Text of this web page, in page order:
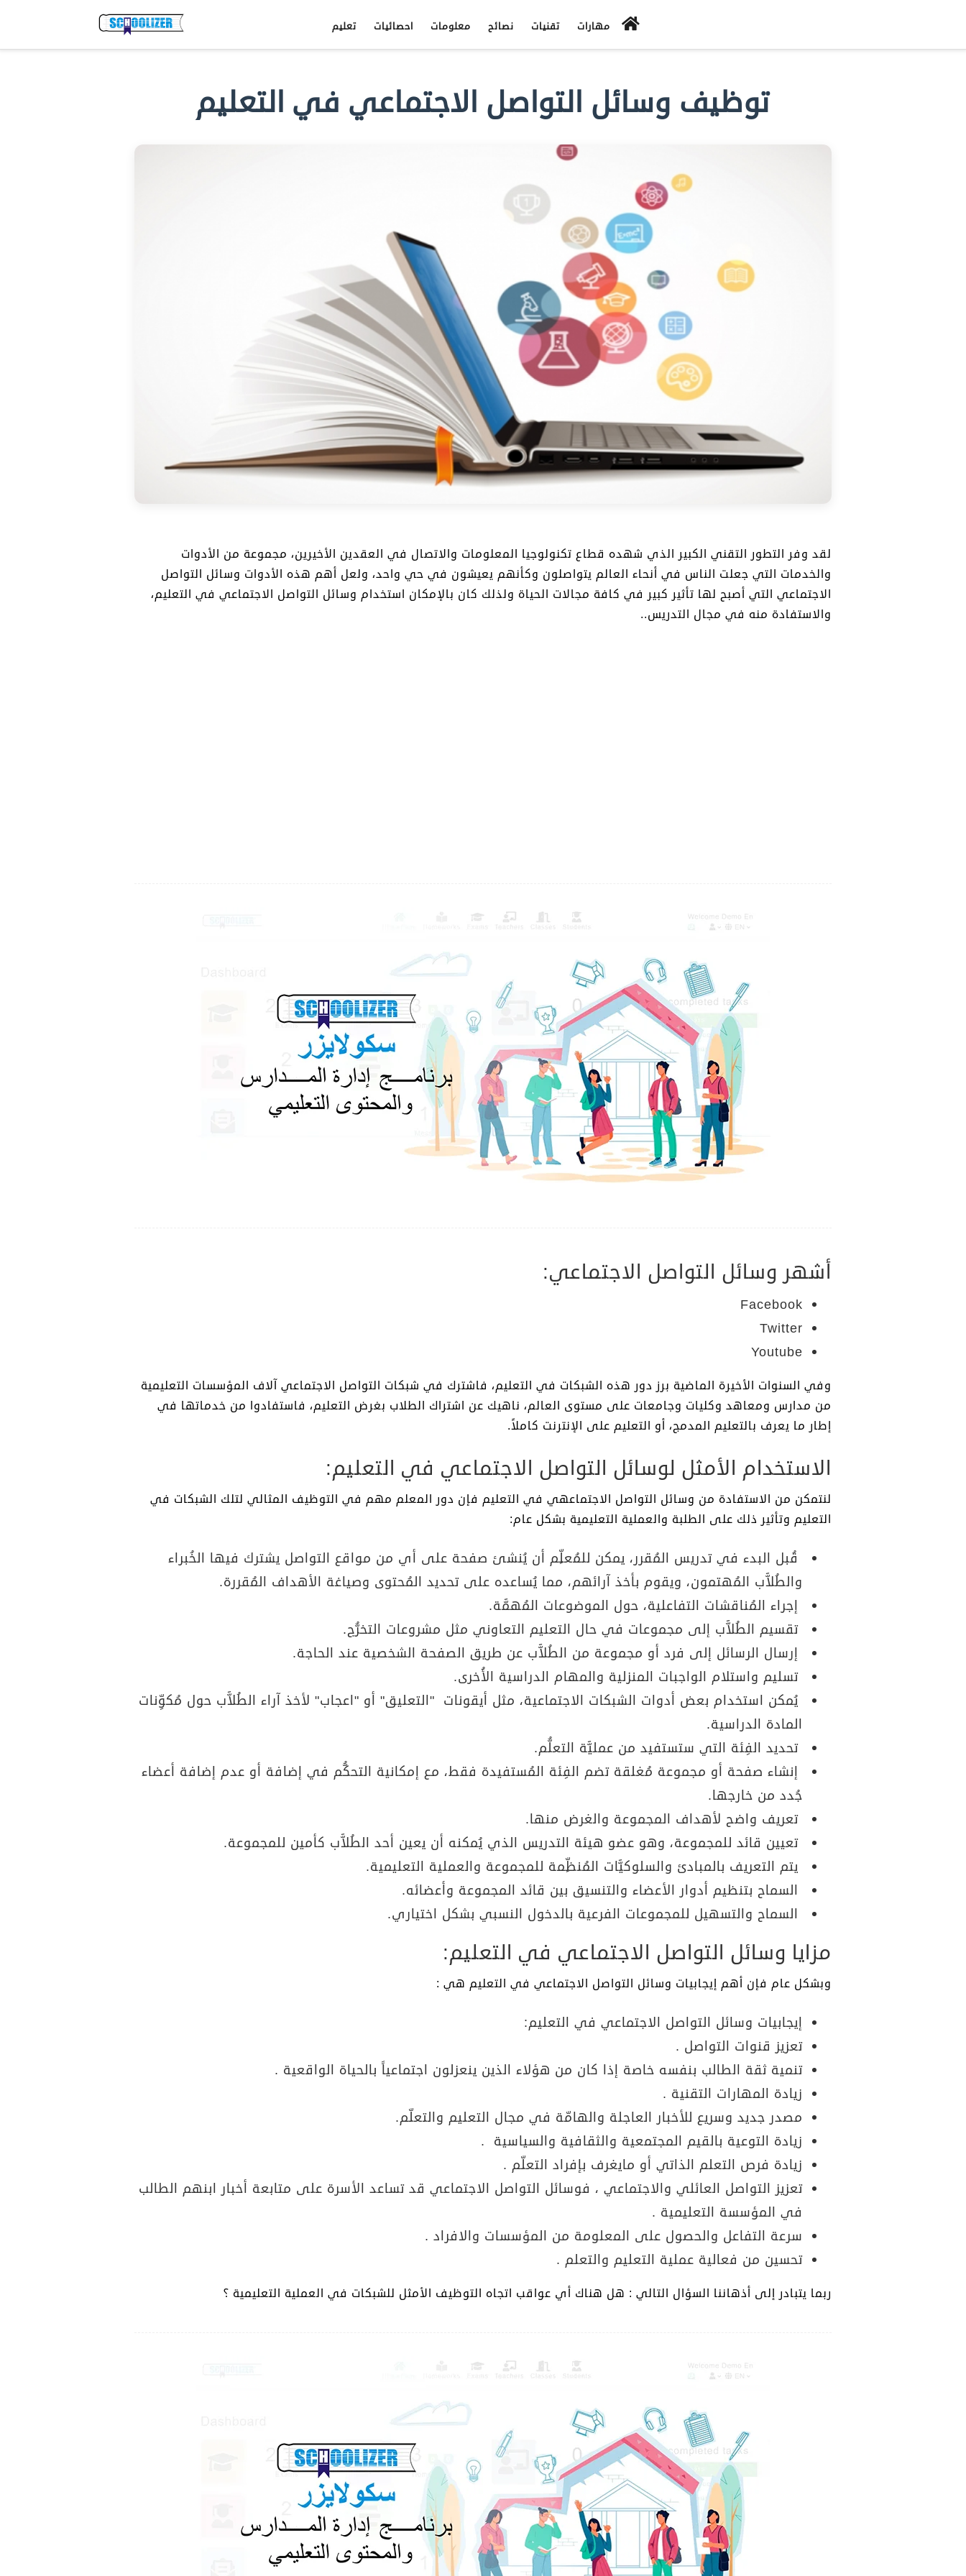
مهارات تقنيات نصائح معلومات احصائيات تعليم
توظيف وسائل التواصل الاجتماعي في التعليم
لقد وفر التطور التقني الكبير الذي شهده قطاع تكنولوجيا المعلومات والاتصال في العقدين الأخيرين، مجموعة من الأدوات
والخدمات التي جعلت الناس في أنحاء العالم يتواصلون وكأنهم يعيشون في حي واحد، ولعل أهم هذه الأدوات وسائل التواصل
الاجتماعي التي أصبح لها تأثير كبير في كافة مجالات الحياة ولذلك كان بالإمكان استخدام وسائل التواصل الاجتماعي في التعليم،
والاستفادة منه في مجال التدريس..
أشهر وسائل التواصل الاجتماعي:
Facebook
Twitter
Youtube
وفي السنوات الأخيرة الماضية برز دور هذه الشبكات في التعليم، فاشترك في شبكات التواصل الاجتماعي آلاف المؤسسات التعليمية
من مدارس ومعاهد وكليات وجامعات على مستوى العالم، ناهيك عن اشتراك الطلاب بغرض التعليم، فاستفادوا من خدماتها في
إطار ما يعرف بالتعليم المدمج، أو التعليم على الإنترنت كاملاً.
الاستخدام الأمثل لوسائل التواصل الاجتماعي في التعليم:
لنتمكن من الاستفادة من وسائل التواصل الاجتماعهي في التعليم فإن دور المعلم مهم في التوظيف المثالي لتلك الشبكات في
التعليم وتأثير ذلك على الطلبة والعملية التعليمية بشكل عام:
قُبل البدء في تدريس المُقرر، يمكن للمُعلِّم أن يُنشئ صفحة على أي من مواقع التواصل يشترك فيها الخُبراء
والطُلاَّب المُهتمون، ويقوم بأخذ آرائهم، مما يُساعده على تحديد المُحتوى وصياغة الأهداف المُقررة.
إجراء المُناقشات التفاعلية، حول الموضوعات المُهمَّة.
تقسيم الطُلاَّب إلى مجموعات في حال التعليم التعاوني مثل مشروعات التخرُّج.
إرسال الرسائل إلى فرد أو مجموعة من الطُلاَّب عن طريق الصفحة الشخصية عند الحاجة.
تسليم واستلام الواجبات المنزلية والمهام الدراسية الأُخرى.
يُمكن استخدام بعض أدوات الشبكات الاجتماعية، مثل أيقونات "التعليق" أو "اعجاب" لأخذ آراء الطُلاَّب حول مُكوِّنات
المادة الدراسية.
تحديد الفِئة التي ستستفيد من عمليَّة التعلُّم.
إنشاء صفحة أو مجموعة مُغلقة تضم الفِئة المُستفيدة فقط، مع إمكانية التحكُّم في إضافة أو عدم إضافة أعضاء
جُدد من خارجها.
تعريف واضح لأهداف المجموعة والغرض منها.
تعيين قائد للمجموعة، وهو عضو هيئة التدريس الذي يُمكنه أن يعين أحد الطُلاَّب كأمين للمجموعة.
يتم التعريف بالمبادئ والسلوكيَّات المُنظِّمة للمجموعة والعملية التعليمية.
السماح بتنظيم أدوار الأعضاء والتنسيق بين قائد المجموعة وأعضائه.
السماح والتسهيل للمجموعات الفرعية بالدخول النسبي بشكل اختياري.
مزايا وسائل التواصل الاجتماعي في التعليم:
وبشكل عام فإن أهم إيجابيات وسائل التواصل الاجتماعي في التعليم هي :
إيجابيات وسائل التواصل الاجتماعي في التعليم:
تعزيز قنوات التواصل .
تنمية ثقة الطالب بنفسه خاصة إذا كان من هؤلاء الذين ينعزلون اجتماعياً بالحياة الواقعية .
زيادة المهارات التقنية .
مصدر جديد وسريع للأخبار العاجلة والهامّة في مجال التعليم والتعلّم.
زيادة التوعية بالقيم المجتمعية والثقافية والسياسية .
زيادة فرص التعلم الذاتي أو مايغرف بإفراد التعلّم .
تعزيز التواصل العائلي والاجتماعي ، فوسائل التواصل الاجتماعي قد تساعد الأسرة على متابعة أخبار ابنهم الطالب
في المؤسسة التعليمية .
سرعة التفاعل والحصول على المعلومة من المؤسسات والافراد .
تحسين من فعالية عملية التعليم والتعلم .
ربما يتبادر إلى أذهاننا السؤال التالي : هل هناك أي عواقب اتجاه التوظيف الأمثل للشبكات في العملية التعليمية ؟